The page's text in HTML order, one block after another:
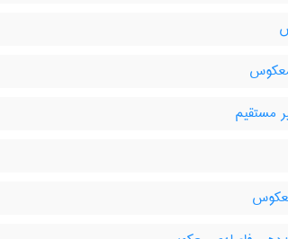
مستقیم